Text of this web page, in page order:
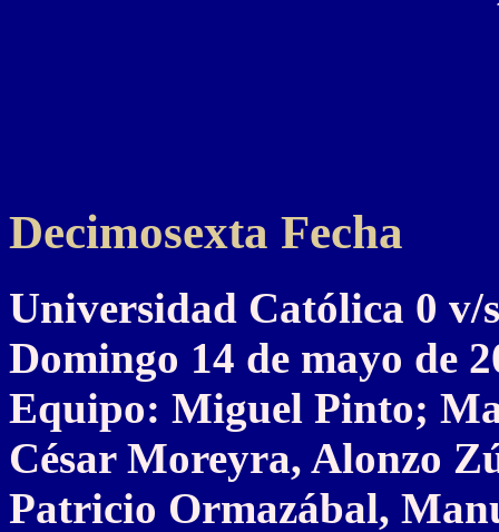
Decimosexta Fecha
Universidad Católica 0
Domingo 14 de mayo de
Equipo: Miguel Pinto;
César Moreyra, Alonzo
Patricio Ormazábal,